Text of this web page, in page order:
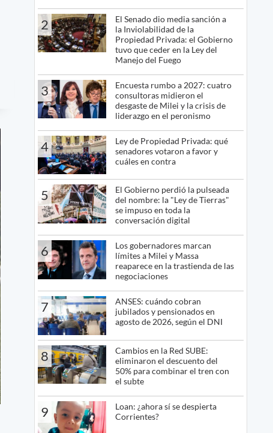
2
El Senado dio media sanción a
la Inviolabilidad de la
Propiedad Privada: el Gobierno
tuvo que ceder en la Ley del
Manejo del Fuego
3
Encuesta rumbo a 2027: cuatro
consultoras midieron el
desgaste de Milei y la crisis de
liderazgo en el peronismo
4
Ley de Propiedad Privada: qué
senadores votaron a favor y
cuáles en contra
5
El Gobierno perdió la pulseada
del nombre: la "Ley de Tierras"
se impuso en toda la
conversación digital
6
Los gobernadores marcan
límites a Milei y Massa
reaparece en la trastienda de las
negociaciones
7
ANSES: cuándo cobran
jubilados y pensionados en
agosto de 2026, según el DNI
8
Cambios en la Red SUBE:
eliminaron el descuento del
50% para combinar el tren con
el subte
9
Loan: ¿ahora sí se despierta
Corrientes?